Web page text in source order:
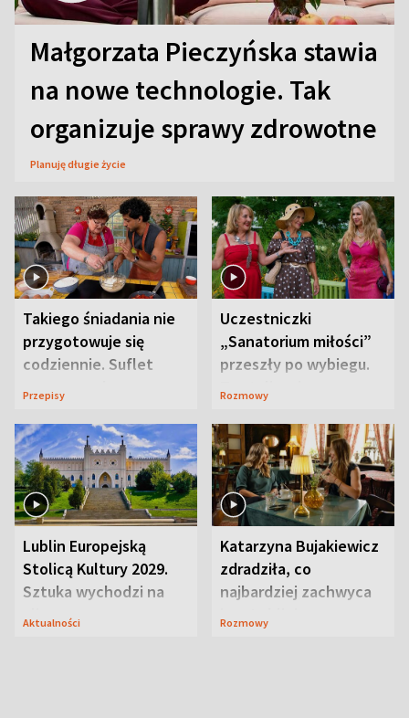
Małgorzata Pieczyńska stawia
na nowe technologie. Tak
organizuje sprawy zdrowotne
Planuję długie życie
Takiego śniadania nie
przygotowuje się
codziennie. Suflet
serowy zachwyca
Przepisy
Uczestniczki
„Sanatorium miłości”
przeszły po wybiegu.
Te stylizacje
Rozmowy
Lublin Europejską
Stolicą Kultury 2029.
Sztuka wychodzi na
ulice
Aktualności
Katarzyna Bujakiewicz
zdradziła, co
najbardziej zachwyca
ją w Lublinie
Rozmowy